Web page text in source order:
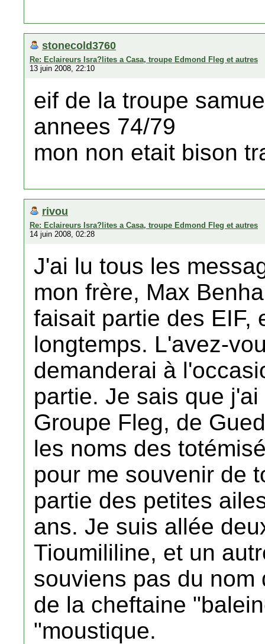
stonecold3760
Re: Eclaireurs Isra?lites a Casa, troupe Edmond Fleg et autres
13 juin 2008, 22:10
eif de la troupe
annees 74/79
mon non etait bison
rivou
Re: Eclaireurs Isra?lites a Casa, troupe Edmond Fleg et autres
14 juin 2008, 02:28
J'ai lu tous les
mon frère, Max
faisait partie des EIF,
longtemps. L'avez-
demanderai à
partie. Je sais que
Groupe Fleg, de
les noms des
pour me souvenir de
partie des petites
ans. Je suis allée
Tioumililine, et un
souviens pas du
de la cheftaine
"moustique.